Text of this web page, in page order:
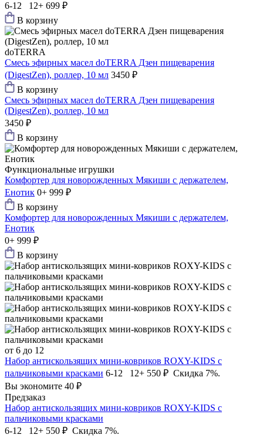
6-12 12+ 699 ₽
В корзину
doTERRA
Смесь эфирных масел doTERRA Дзен пищеварения
(DigestZen), роллер, 10 мл 3450 ₽
В корзину
Смесь эфирных масел doTERRA Дзен пищеварения
(DigestZen), роллер, 10 мл
3450 ₽
В корзину
Функциональные игрушки
Комфортер для новорожденных Мякиши с держателем,
Енотик 0+ 999 ₽
В корзину
Комфортер для новорожденных Мякиши с держателем,
Енотик
0+ 999 ₽
В корзину
от 6 до 12
Набор антискользящих мини-ковриков ROXY-KIDS c
пальчиковыми красками 6-12 12+ 550 ₽ Скидка 7%.
Вы экономите 40 ₽
Предзаказ
Набор антискользящих мини-ковриков ROXY-KIDS c
пальчиковыми красками
6-12 12+ 550 ₽ Скидка 7%.